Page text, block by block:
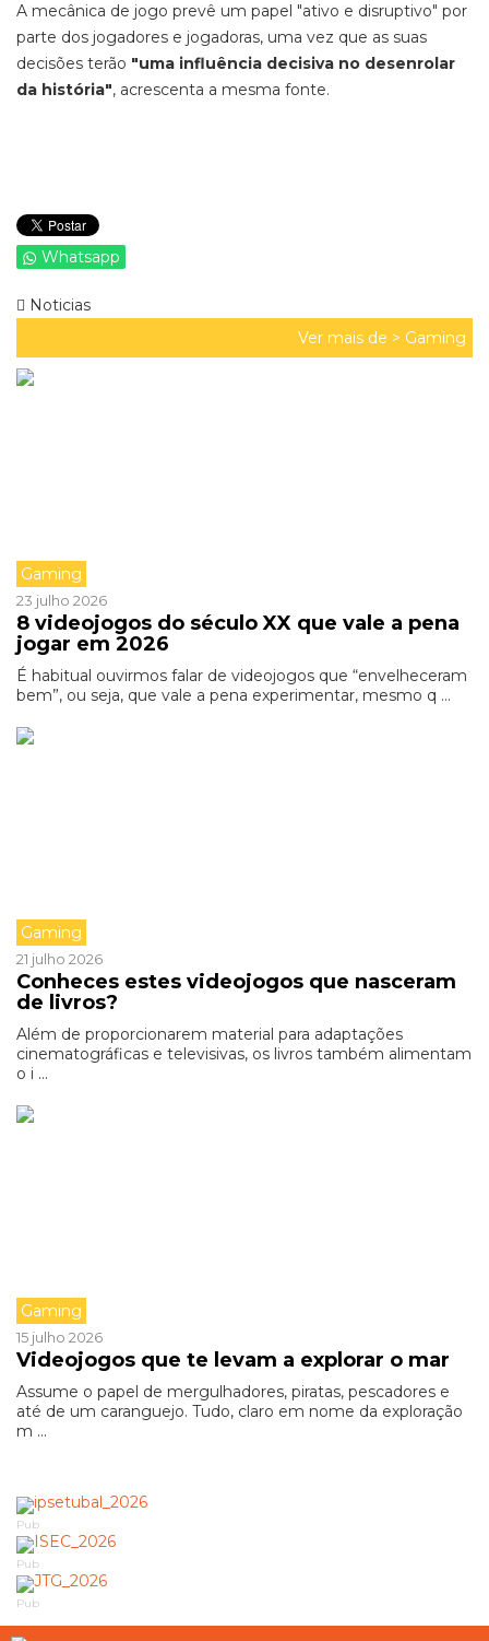
A mecânica de jogo prevê um papel "ativo e disruptivo" por
parte dos jogadores e jogadoras, uma vez que as suas
decisões terão "uma influência decisiva no desenrolar
da história", acrescenta a mesma fonte.
Whatsapp
Noticias
Ver mais de > Gaming
Gaming
23 julho 2026
8 videojogos do século XX que vale a pena
jogar em 2026
É habitual ouvirmos falar de videojogos que “envelheceram
bem”, ou seja, que vale a pena experimentar, mesmo q ...
Gaming
21 julho 2026
Conheces estes videojogos que nasceram
de livros?
Além de proporcionarem material para adaptações
cinematográficas e televisivas, os livros também alimentam
o i ...
Gaming
15 julho 2026
Videojogos que te levam a explorar o mar
Assume o papel de mergulhadores, piratas, pescadores e
até de um caranguejo. Tudo, claro em nome da exploração
m ...
Pub
Pub
Pub